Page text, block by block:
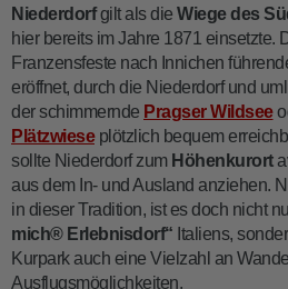
Niederdorfgilt als die Wiege des
hier bereits im Jahre 1871 einsetzte.
Franzensfeste nach Innichen
eröffnet, durch die Niederdorf und
der schimmernde Pragser Wildsee
Plätzwieseplötzlich bequem
sollte Niederdorf zum Höhenkurort
aus dem In- und Ausland anziehen.
in dieser Tradition, ist es doch nicht
mich® Erlebnisdorf“ Italiens,
Kurpark auch eine Vielzahl an
Ausflugsmöglichkeiten.